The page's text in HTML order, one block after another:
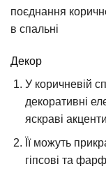
поєднання
в спальні
Декор
У коричневій
декоративні
яскраві
Її можуть
гіпсові та